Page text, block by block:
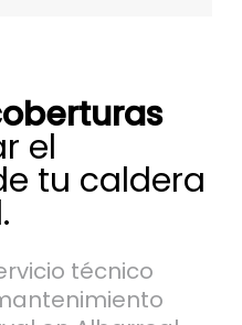
el
tu caldera
técnico